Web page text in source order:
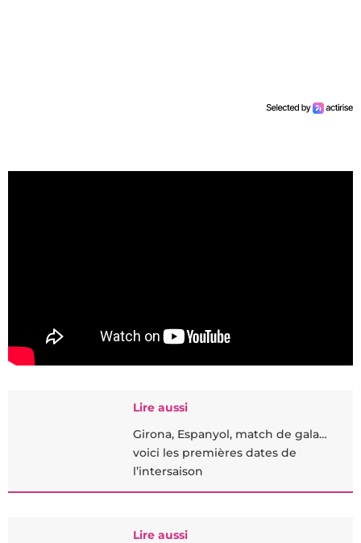
Lire aussi
Girona, Espanyol, match de gala…
voici les premières dates de
l’intersaison
Lire aussi